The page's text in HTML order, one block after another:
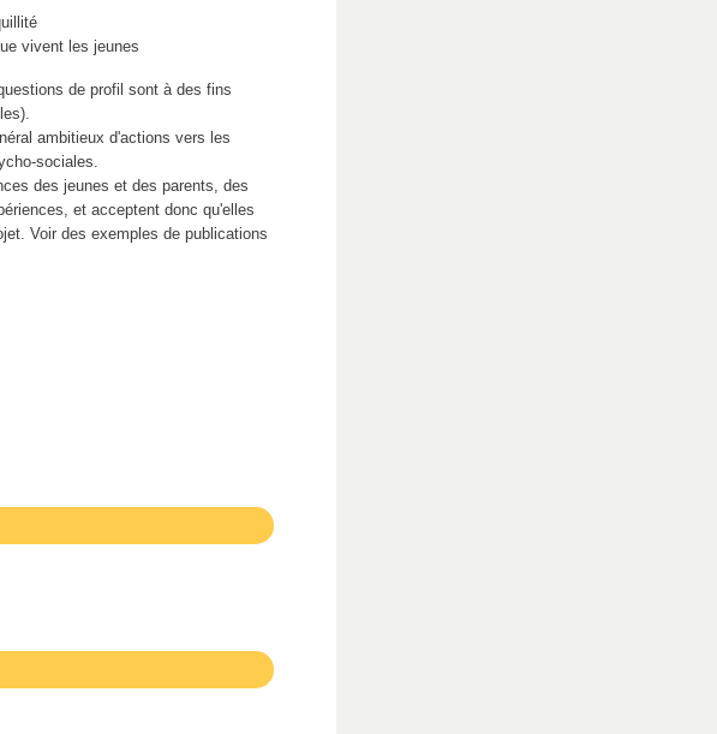
vivent les jeunes
de profil sont à des fins
ambitieux d'actions vers les
sociales.
des jeunes et des parents, des
et acceptent donc qu'elles
Voir des exemples de publications